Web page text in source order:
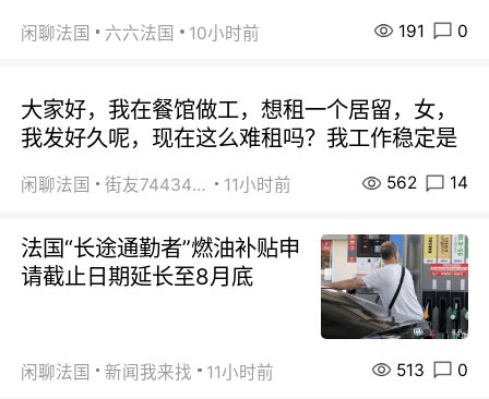
闲聊法国 六六法国 10小时前 191 0
大家好，我在餐馆做工，想租一个居留，女，
我发好久呢，现在这么难租吗？我工作稳定是
闲聊法国 街友74434350 11小时前 562 14
法国“长途通勤者”燃油补贴申
请截止日期延长至8月底
闲聊法国 新闻我来找 11小时前 513 0